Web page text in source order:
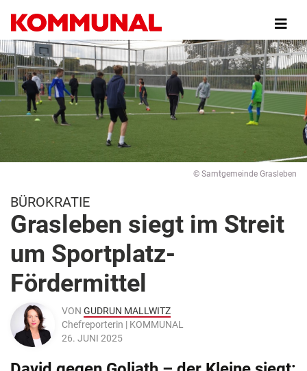
zum
Inhalt
© Samtgemeinde Grasleben
BÜROKRATIE
Grasleben siegt im Streit
um Sportplatz-
Fördermittel
VON GUDRUN MALLWITZ
Chefreporterin | KOMMUNAL
26. JUNI 2025